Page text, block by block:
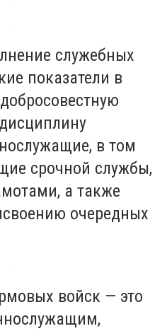
служебных
показатели в
в том
срочной службы,
а также
очередных
войск — это